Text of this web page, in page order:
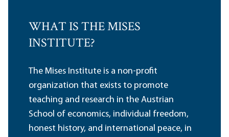
WHAT IS THE MISES
INSTITUTE?
The Mises Institute is a non-profit
organization that exists to promote
teaching and research in the Austrian
School of economics, individual freedom,
honest history, and international peace, in